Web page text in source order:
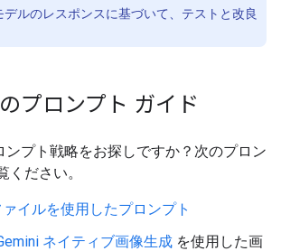
ルのレスポンスに基づいて、テストと改良
プロンプト ガイド
ンプト戦略をお探しですか？次のプロン
ください。
イルを使用したプロンプト
ネイティブ画像生成 を使用した画